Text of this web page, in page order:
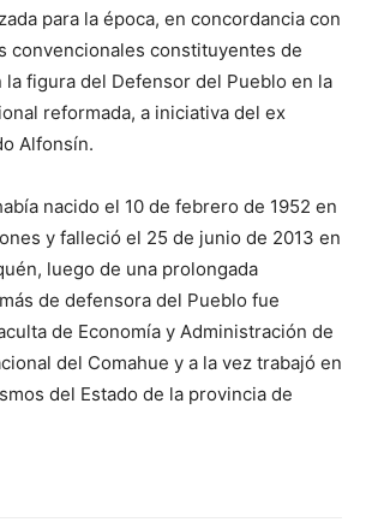
para la época, en concordancia con
convencionales constituyentes de
la figura del Defensor del Pueblo en la
reformada, a iniciativa del ex
Alfonsín.
nacido el 10 de febrero de 1952 en
y falleció el 25 de junio de 2013 en
luego de una prolongada
de defensora del Pueblo fue
de Economía y Administración de
del Comahue y a la vez trabajó en
del Estado de la provincia de